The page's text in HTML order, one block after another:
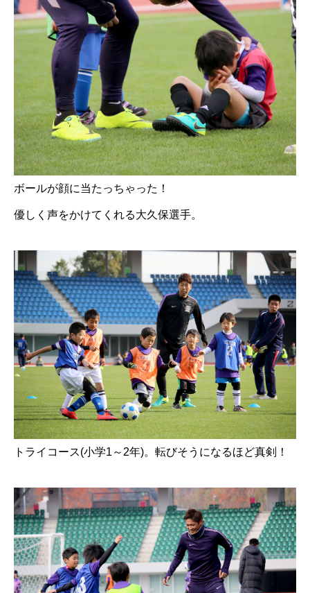
ボールが顔に当たっちゃった！
優しく声をかけてくれる大久保選手。
トライコース(小学1～2年)。転びそうになるほど真剣！